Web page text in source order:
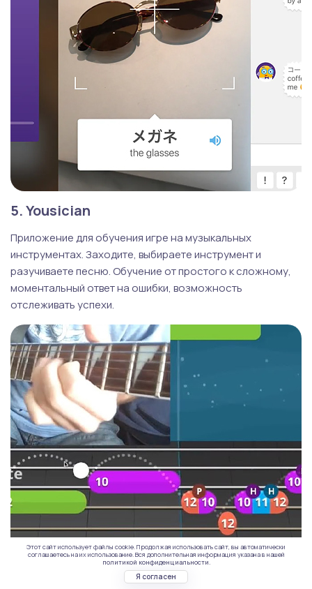
5. Yousician
Приложение для обучения игре на музыкальных
инструментах. Заходите, выбираете инструмент и
разучиваете песню. Обучение от простого к сложному,
моментальный ответ на ошибки, возможность
отслеживать успехи.
Этот сайт использует файлы cookie. Продолжая использовать сайт, вы автоматически
соглашаетесь на их использование. Вся дополнительная информация указана в нашей
политикой конфиденциальности.
Я согласен